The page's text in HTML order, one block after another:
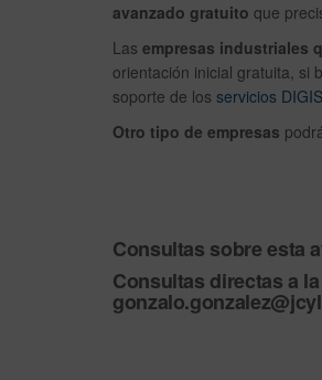
avanzado gratuito que
Las empresas industriales
orientación inicial gratuita, si
soporte de los servicios
Otro tipo de empresas
Consultas sobre esta
Consultas directas a